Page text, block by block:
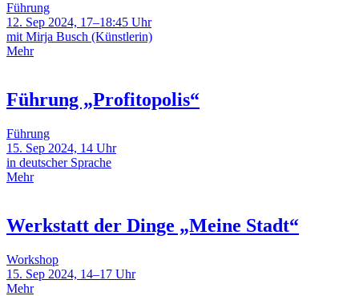
Führung
12. Sep 2024, 17–18:45 Uhr
mit Mirja Busch (Künstlerin)
Mehr
Führung „Profitopolis“
Führung
15. Sep 2024, 14 Uhr
in deutscher Sprache
Mehr
Werkstatt der Dinge „Meine Stadt“
Workshop
15. Sep 2024, 14–17 Uhr
Mehr